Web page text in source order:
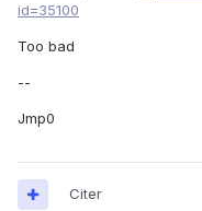
id=35100
Too bad
--
Jmp0
Citer